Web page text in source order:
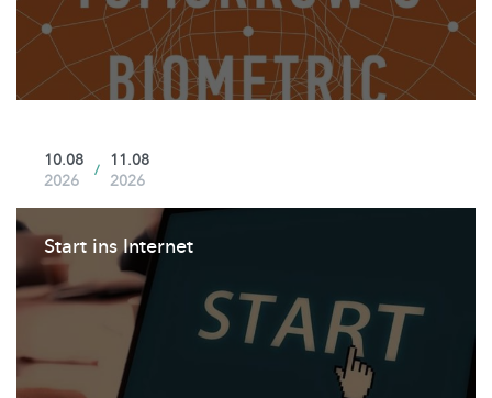
10.08
2026
/
11.08
2026
Start ins Internet